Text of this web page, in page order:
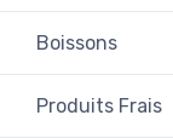
Boissons
Produits Frais